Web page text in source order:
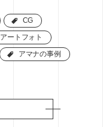
CG
CG
アートフォト
アートフォト
アマナの事例
アマナの事例